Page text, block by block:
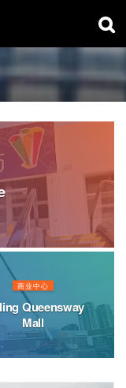
商业中心
Queensway
Mall